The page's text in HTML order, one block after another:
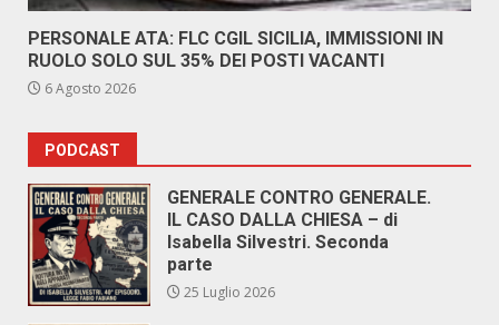
PERSONALE ATA: FLC CGIL SICILIA, IMMISSIONI IN
RUOLO SOLO SUL 35% DEI POSTI VACANTI
6 Agosto 2026
PODCAST
GENERALE CONTRO GENERALE.
IL CASO DALLA CHIESA – di
Isabella Silvestri. Seconda
parte
25 Luglio 2026